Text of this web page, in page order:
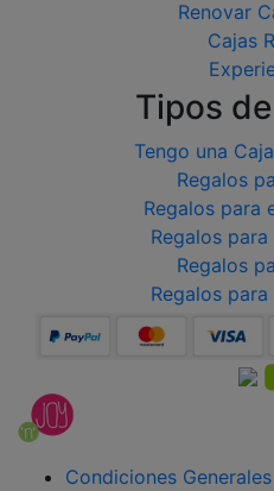
Renovar
Cajas
Tipos
Tengo una
Regalos
Regalos para
Regalos
Regalos
Regalos
Condiciones Generales